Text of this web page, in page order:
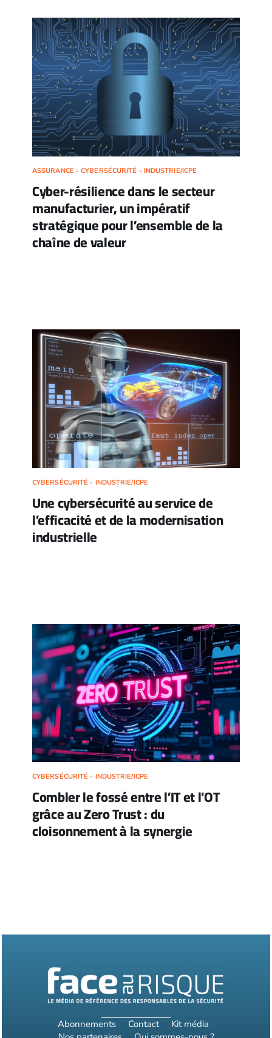
ASSURANCE - CYBERSÉCURITÉ - INDUSTRIE/ICPE
Cyber-résilience dans le secteur
manufacturier, un impératif
stratégique pour l’ensemble de la
chaîne de valeur
CYBERSÉCURITÉ - INDUSTRIE/ICPE
Une cybersécurité au service de
l’efficacité et de la modernisation
industrielle
CYBERSÉCURITÉ - INDUSTRIE/ICPE
Combler le fossé entre l’IT et l’OT
grâce au Zero Trust : du
cloisonnement à la synergie
Abonnements Contact
Kit média